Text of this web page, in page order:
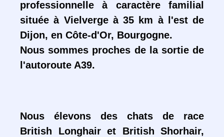
également sur
Instagram
professionnelle à caractère familial
située à Vielverge à 35 km à l'est de
Dijon, en Côte-d'Or, Bourgogne.
Nous sommes proches de la sortie de
l'autoroute A39.
Nous élevons des chats de race
British Longhair et British Shorhair,